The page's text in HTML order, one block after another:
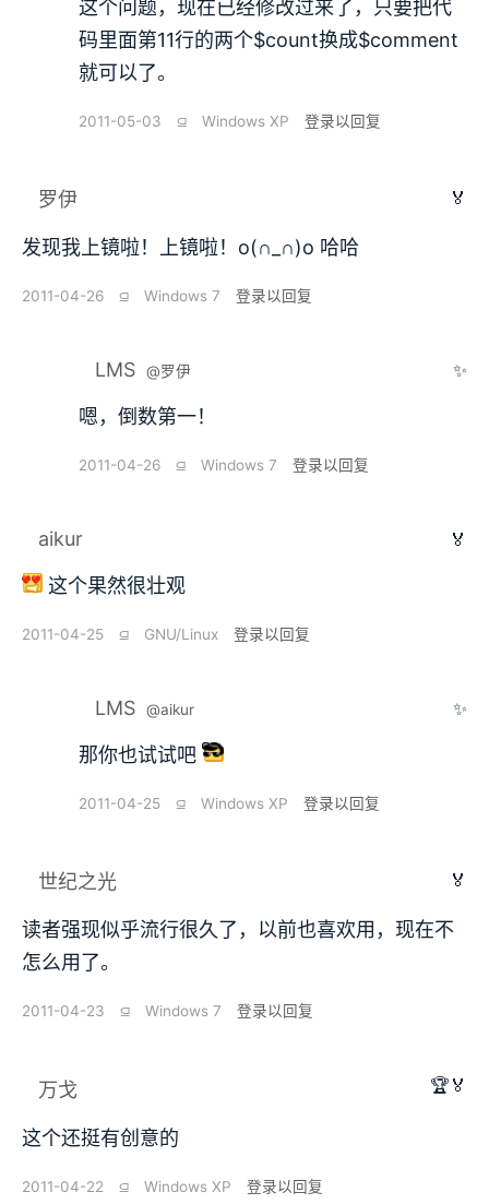
这个问题，现在已经修改过来了，只要把代
码里面第11行的两个$count换成$comment
就可以了。
2011-05-03 ⫑ Windows XP 登录以回复
罗伊 🏅
发现我上镜啦！上镜啦！o(∩_∩)o 哈哈
2011-04-26 ⫑ Windows 7 登录以回复
LMS @罗伊 ✨
嗯，倒数第一！
2011-04-26 ⫑ Windows 7 登录以回复
aikur 🏅
这个果然很壮观
2011-04-25 ⫑ GNU/Linux 登录以回复
LMS @aikur ✨
那你也试试吧
2011-04-25 ⫑ Windows XP 登录以回复
世纪之光 🏅
读者强现似乎流行很久了，以前也喜欢用，现在不
怎么用了。
2011-04-23 ⫑ Windows 7 登录以回复
万戈 🏆🏅
这个还挺有创意的
2011-04-22 ⫑ Windows XP 登录以回复